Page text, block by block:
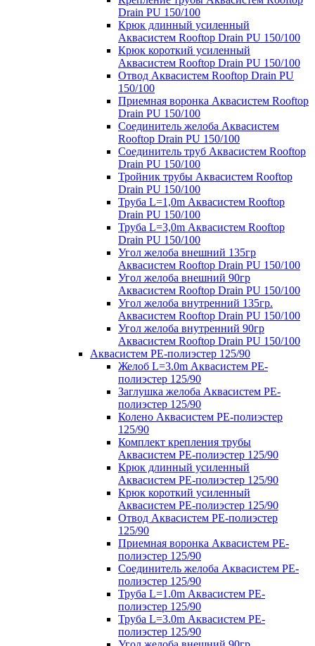
Drain PU 150/100
Крюк длинный усиленный
Аквасистем Rooftop Drain PU 150/100
Крюк короткий усиленный
Аквасистем Rooftop Drain PU 150/100
Отвод Аквасистем Rooftop Drain PU
150/100
Приемная воронка Аквасистем Rooftop
Drain PU 150/100
Соединитель желоба Аквасистем
Rooftop Drain PU 150/100
Соединитель труб Аквасистем Rooftop
Drain PU 150/100
Тройник трубы Аквасистем Rooftop
Drain PU 150/100
Труба L=1,0m Аквасистем Rooftop
Drain PU 150/100
Труба L=3,0m Аквасистем Rooftop
Drain PU 150/100
Угол желоба внешний 135гр
Аквасистем Rooftop Drain PU 150/100
Угол желоба внешний 90гр
Аквасистем Rooftop Drain PU 150/100
Угол желоба внутренний 135гр.
Аквасистем Rooftop Drain PU 150/100
Угол желоба внутренний 90гр
Аквасистем Rooftop Drain PU 150/100
Аквасистем PE-полиэстер 125/90
Желоб L=3.0m Аквасистем PE-
полиэстер 125/90
Заглушка желоба Аквасистем PE-
полиэстер 125/90
Колено Аквасистем PE-полиэстер
125/90
Комплект крепления трубы
Аквасистем PE-полиэстер 125/90
Крюк длинный усиленный
Аквасистем PE-полиэстер 125/90
Крюк короткий усиленный
Аквасистем PE-полиэстер 125/90
Отвод Аквасистем РЕ-полиэстер
125/90
Приемная воронка Аквасистем PE-
полиэстер 125/90
Соединитель желоба Аквасистем PE-
полиэстер 125/90
Труба L=1.0m Аквасистем PE-
полиэстер 125/90
Труба L=3.0m Аквасистем PE-
полиэстер 125/90